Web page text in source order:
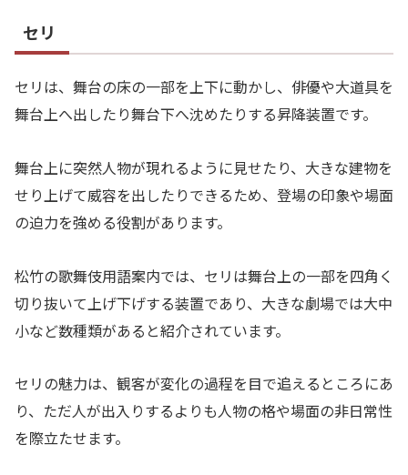
セリ
セリは、舞台の床の一部を上下に動かし、俳優や大道具を
舞台上へ出したり舞台下へ沈めたりする昇降装置です。
舞台上に突然人物が現れるように見せたり、大きな建物を
せり上げて威容を出したりできるため、登場の印象や場面
の迫力を強める役割があります。
松竹の歌舞伎用語案内では、セリは舞台上の一部を四角く
切り抜いて上げ下げする装置であり、大きな劇場では大中
小など数種類があると紹介されています。
セリの魅力は、観客が変化の過程を目で追えるところにあ
り、ただ人が出入りするよりも人物の格や場面の非日常性
を際立たせます。